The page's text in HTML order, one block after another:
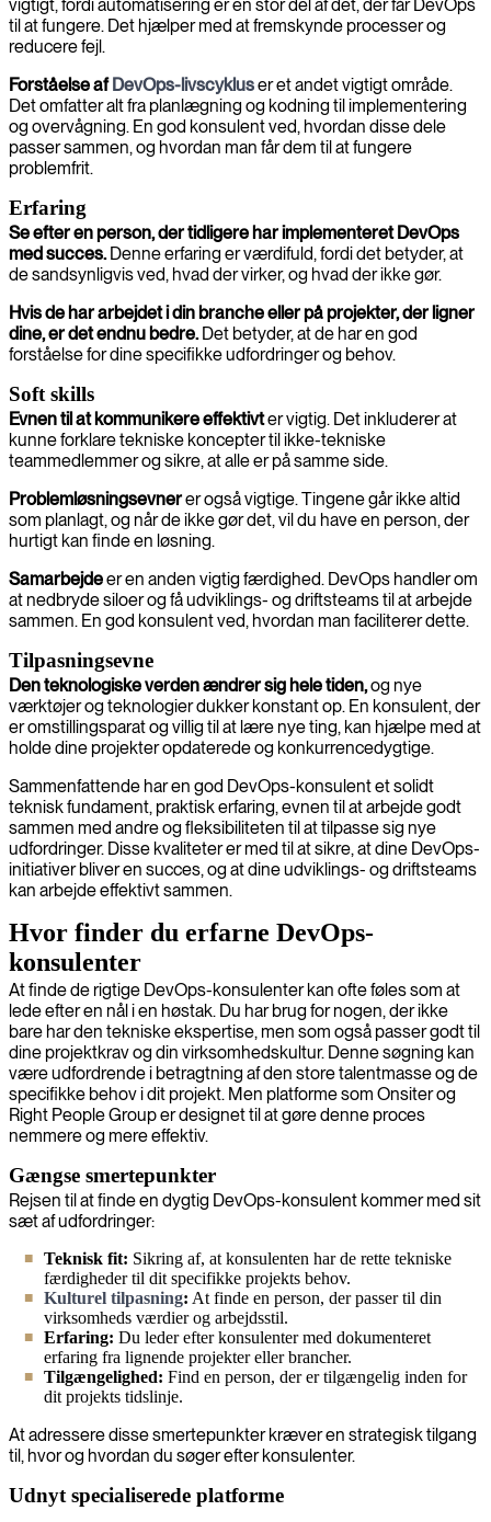
vigtigt, fordi automatisering er en stor del af det, der får DevOps
til at fungere. Det hjælper med at fremskynde processer og
reducere fejl.
Forståelse afDevOps-livscykluser et andet vigtigt område.
Det omfatter alt fra planlægning og kodning til implementering
og overvågning. En god konsulent ved, hvordan disse dele
passer sammen, og hvordan man får dem til at fungere
problemfrit.
Erfaring
Se efter en person, der tidligere har implementeret DevOps
med succes.Denne erfaring er værdifuld, fordi det betyder, at
de sandsynligvis ved, hvad der virker, og hvad der ikke gør.
Hvis de har arbejdet i din branche eller på projekter, der ligner
dine, er det endnu bedre.Det betyder, at de har en god
forståelse for dine specifikke udfordringer og behov.
Soft skills
Evnen til at kommunikere effektivter vigtig. Det inkluderer at
kunne forklare tekniske koncepter til ikke-tekniske
teammedlemmer og sikre, at alle er på samme side.
Problemløsningsevnerer også vigtige. Tingene går ikke altid
som planlagt, og når de ikke gør det, vil du have en person, der
hurtigt kan finde en løsning.
Samarbejdeer en anden vigtig færdighed. DevOps handler om
at nedbryde siloer og få udviklings- og driftsteams til at arbejde
sammen. En god konsulent ved, hvordan man faciliterer dette.
Tilpasningsevne
Den teknologiske verden ændrer sig hele tiden,og nye
værktøjer og teknologier dukker konstant op. En konsulent, der
er omstillingsparat og villig til at lære nye ting, kan hjælpe med at
holde dine projekter opdaterede og konkurrencedygtige.
Sammenfattende har en god DevOps-konsulent et solidt
teknisk fundament, praktisk erfaring, evnen til at arbejde godt
sammen med andre og fleksibiliteten til at tilpasse sig nye
udfordringer. Disse kvaliteter er med til at sikre, at dine DevOps-
initiativer bliver en succes, og at dine udviklings- og driftsteams
kan arbejde effektivt sammen.
Hvor finder du erfarne DevOps-
konsulenter
At finde de rigtige DevOps-konsulenter kan ofte føles som at
lede efter en nål i en høstak. Du har brug for nogen, der ikke
bare har den tekniske ekspertise, men som også passer godt til
dine projektkrav og din virksomhedskultur. Denne søgning kan
være udfordrende i betragtning af den store talentmasse og de
specifikke behov i dit projekt. Men platforme som Onsiter og
Right People Group er designet til at gøre denne proces
nemmere og mere effektiv.
Gængse smertepunkter
Rejsen til at finde en dygtig DevOps-konsulent kommer med sit
sæt af udfordringer:
Teknisk fit: Sikring af, at konsulenten har de rette tekniske
færdigheder til dit specifikke projekts behov.
Kulturel tilpasning: At finde en person, der passer til din
virksomheds værdier og arbejdsstil.
Erfaring: Du leder efter konsulenter med dokumenteret
erfaring fra lignende projekter eller brancher.
Tilgængelighed: Find en person, der er tilgængelig inden for
dit projekts tidslinje.
At adressere disse smertepunkter kræver en strategisk tilgang
til, hvor og hvordan du søger efter konsulenter.
Udnyt specialiserede platforme